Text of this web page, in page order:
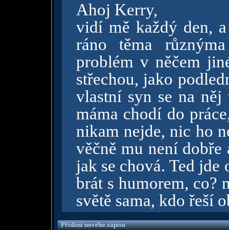
Ahoj Kerry,
vidí mě každý den,
ráno těma
problém v něčem
střechou, jako
vlastní syn se na
máma chodí do
nikam nejde, nic ho
věčně mu není
jak se chová. Ted
brát s humorem, co?
světě sama, kdo řeší
Přidání nového zápisu